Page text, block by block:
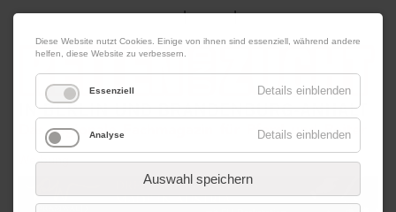
07. August 2026 Impressum|Kontakt|Datenschutz
Werbung
Diese Website nutzt Cookies. Einige von ihnen sind essenziell, während andere
helfen, diese Website zu verbessern.
Essenziell Details einblenden
Analyse Details einblenden
Auswahl speichern